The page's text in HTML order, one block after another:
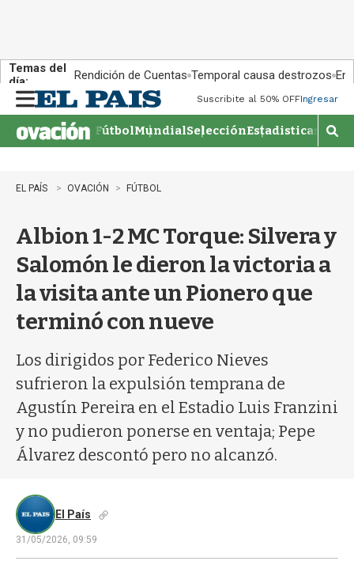
Temas del
día:
Rendición de Cuentas Temporal causa destrozos En
n
u
Suscribite al 50% OFFIngresar
FútbolMundialSelecciónEstadisticas
M
o
r
b
EL PAÍS OVACIÓN FÚTBOL
Albion 1-2 MC Torque: Silvera y
Salomón le dieron la victoria a
la visita ante un Pionero que
terminó con nueve
Los dirigidos por Federico Nieves
sufrieron la expulsión temprana de
Agustín Pereira en el Estadio Luis Franzini
y no pudieron ponerse en ventaja; Pepe
Álvarez descontó pero no alcanzó.
El País
31/05/2026, 09:59